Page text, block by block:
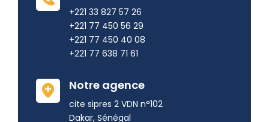
+221 33 827 57 26
+221 77 450 56 29
+221 77 450 40 08
+221 77 638 71 61
Notre agence
cite sipres 2 VDN n°102
Dakar, Sénégal